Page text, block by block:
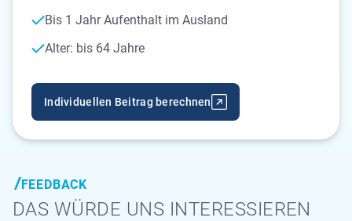
Bis 1 Jahr Aufenthalt im Ausland
Alter: bis 64 Jahre
Individuellen Beitrag berechnen
FEEDBACK
DAS WÜRDE UNS INTERESSIEREN